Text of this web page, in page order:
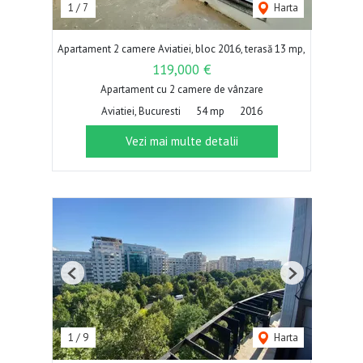
1 / 7 Harta
Apartament 2 camere Aviatiei, bloc 2016, terasă 13 mp,
119,000 €
Apartament cu 2 camere de vânzare
Aviatiei, Bucuresti
54 mp 2016
Vezi mai multe detalii
1 / 9 Harta
Previous Next